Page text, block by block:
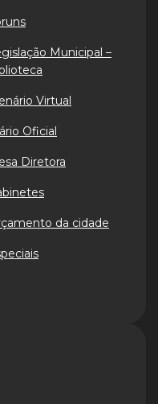
Municipal –
Virtual
Oficial
Diretora
da cidade